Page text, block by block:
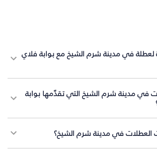
لعطلة في مدينة شرم الشيخ مع بوابة فلاي
في مدينة شرم الشيخ التي تقدّمها بوابة
العطلات في مدينة شرم الشيخ؟